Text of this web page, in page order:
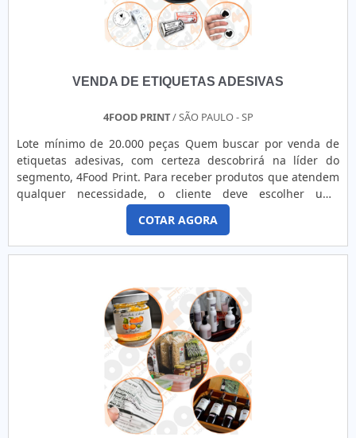
VENDA DE ETIQUETAS ADESIVAS
4FOOD PRINT/ SÃO PAULO - SP
Lote mínimo de 20.000 peças Quem buscar por venda de
etiquetas adesivas, com certeza descobrirá na líder do
segmento, 4Food Print. Para receber produtos que atendem
qualquer necessidade, o cliente deve escolher uma
organização que se destaque por um bom suporte pré-
venda e tenha ampla experiência no ramo.Quando a
temática é venda de etiquetas adesivas, com a melhor mão
de obra da 4Food Print o cliente obterá assertividade e
COTAR AGORA